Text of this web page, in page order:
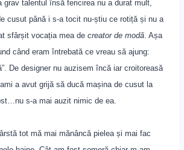
grav talentul însă fericirea nu a durat mult,
cusut până i s-a tocit nu-știu ce rotiță și nu a
sfârșit vocația mea de creator de modă . Așa
când eram întrebată ce vreau să ajung:
De designer nu auzisem încă iar croitoreasă
a avut grijă să ducă mașina de cusut la
s-a mai auzit nimic de ea.
tot mă mai mănâncă pielea și mai fac